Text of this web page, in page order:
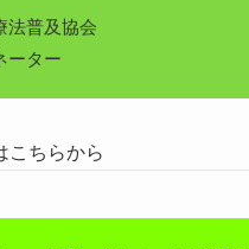
法普及協会
ーター
ちらから